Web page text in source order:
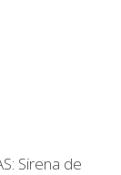
Sirena de